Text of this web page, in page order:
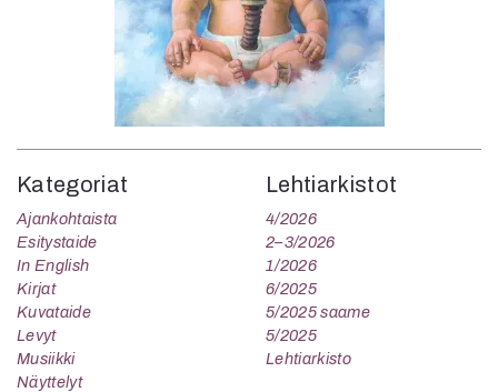
Kategoriat
Ajankohtaista
Esitystaide
In English
Kirjat
Kuvataide
Levyt
Musiikki
Näyttelyt
Lehtiarkistot
4/2026
2–3/2026
1/2026
6/2025
5/2025 saame
5/2025
Lehtiarkisto